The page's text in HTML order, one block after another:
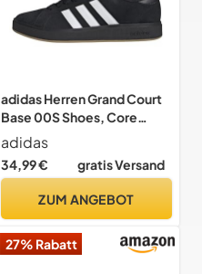
adidas Herren Grand Court
Base 00S Shoes, Core
Black/FTWR White/Gum 3,
45 1/3 EU
adidas
34,99 € gratis Versand
ZUM ANGEBOT
27% Rabatt